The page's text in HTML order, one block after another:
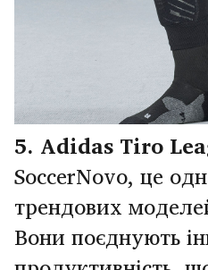
5. Adidas Tiro
SoccerNovo, це
трендових
Вони поєднують